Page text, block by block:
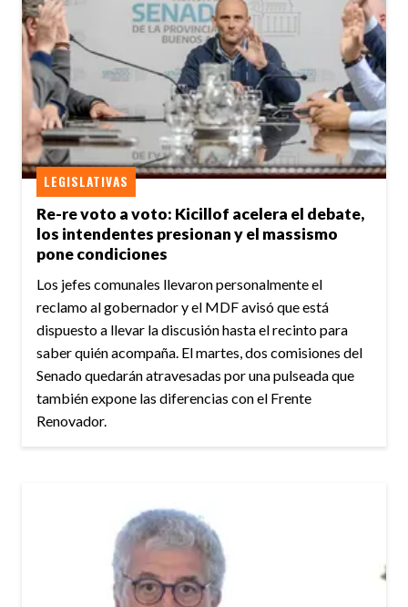
Re-re voto a voto: Kicillof acelera el debate,
los intendentes presionan y el massismo
pone condiciones
LEGISLATIVAS
Los jefes comunales llevaron personalmente el
reclamo al gobernador y el MDF avisó que está
dispuesto a llevar la discusión hasta el recinto para
saber quién acompaña. El martes, dos comisiones del
Senado quedarán atravesadas por una pulseada que
también expone las diferencias con el Frente
Renovador.